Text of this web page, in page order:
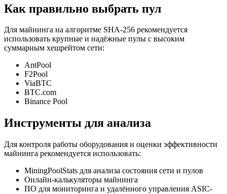
Как правильно выбрать пул
Для майнинга на алгоритме SHA-256 рекомендуется
использовать крупные и надёжные пулы с высоким
суммарным хешрейтом сети:
AntPool
F2Pool
ViaBTC
BTC.com
Binance Pool
Инструменты для анализа
Для контроля работы оборудования и оценки эффективности
майнинга рекомендуется использовать:
MiningPoolStats для анализа состояния сети и пулов
Онлайн-калькуляторы майнинга
ПО для мониторинга и удалённого управления ASIC-